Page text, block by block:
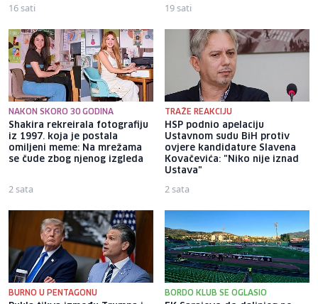
16 sati 19 sati
NAKON SKORO 30 GODINA
Shakira rekreirala fotografiju
iz 1997. koja je postala
omiljeni meme: Na mrežama
se čude zbog njenog izgleda
2 sata
TRAŽE REAKCIJU
HSP podnio apelaciju
Ustavnom sudu BiH protiv
ovjere kandidature Slavena
Kovačevića: "Niko nije iznad
Ustava"
2 sata
BURNO U PENTAGONU BORDO KLUB SE OGLASIO